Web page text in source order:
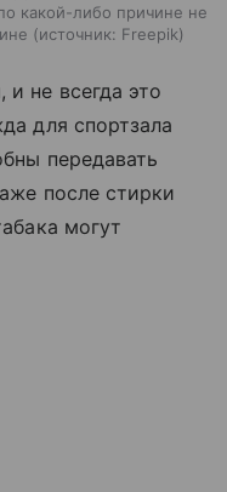
какой-либо причине не
источник: Freepik
не всегда это
для спортзала
передавать
после стирки
могут